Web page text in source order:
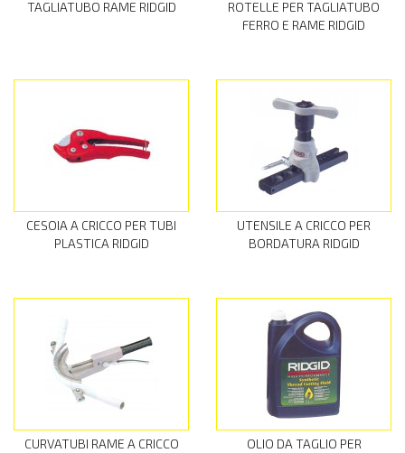
TAGLIATUBO RAME RIDGID
ROTELLE PER TAGLIATUBO
FERRO E RAME RIDGID
CESOIA A CRICCO PER TUBI
PLASTICA RIDGID
UTENSILE A CRICCO PER
BORDATURA RIDGID
CURVATUBI RAME A CRICCO
OLIO DA TAGLIO PER